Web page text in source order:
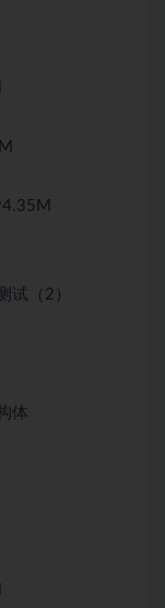
试（2）
体